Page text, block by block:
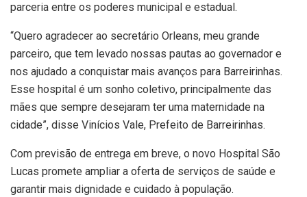
parceria entre os poderes municipal e estadual.
“Quero agradecer ao secretário Orleans, meu grande
parceiro, que tem levado nossas pautas ao governador e
nos ajudado a conquistar mais avanços para Barreirinhas.
Esse hospital é um sonho coletivo, principalmente das
mães que sempre desejaram ter uma maternidade na
cidade”, disse Vinícios Vale, Prefeito de Barreirinhas.
Com previsão de entrega em breve, o novo Hospital São
Lucas promete ampliar a oferta de serviços de saúde e
garantir mais dignidade e cuidado à população.